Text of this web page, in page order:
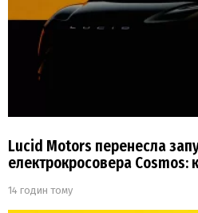
Lucid Motors перенесла
електрокросовера Cosmos:
14 годин тому